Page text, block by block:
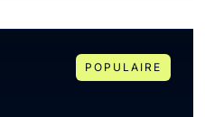
POPULAIRE